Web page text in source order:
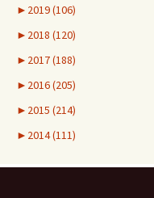
► 2019 (106)
► 2018 (120)
► 2017 (188)
► 2016 (205)
► 2015 (214)
► 2014 (111)